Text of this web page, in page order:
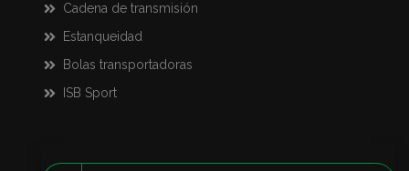
Cadena de transmisión
Estanqueidad
Bolas transportadoras
ISB Sport